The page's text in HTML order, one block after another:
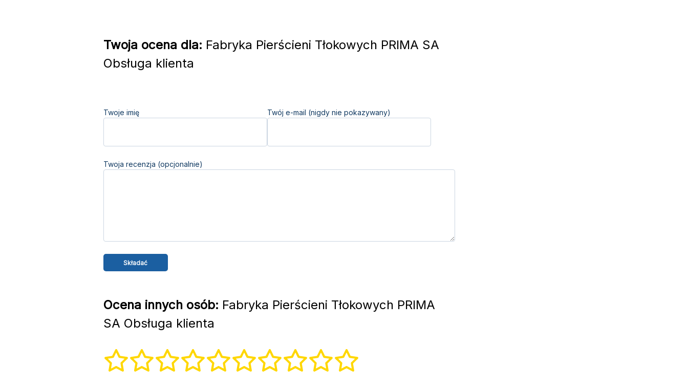
Twoja ocena dla: Fabryka Pierścieni Tłokowych PRIMA SA
Obsługa klienta
Twoje imię Twój e-mail (nigdy nie pokazywany)
Twoja recenzja (opcjonalnie)
Ocena innych osób: Fabryka Pierścieni Tłokowych PRIMA
SA Obsługa klienta